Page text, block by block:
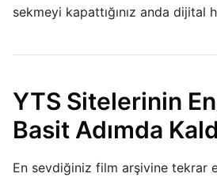
sekmeyi kapattığınız anda dijital
YTS Sitelerinin
Basit Adımda
En sevdiğiniz film arşivine tekrar